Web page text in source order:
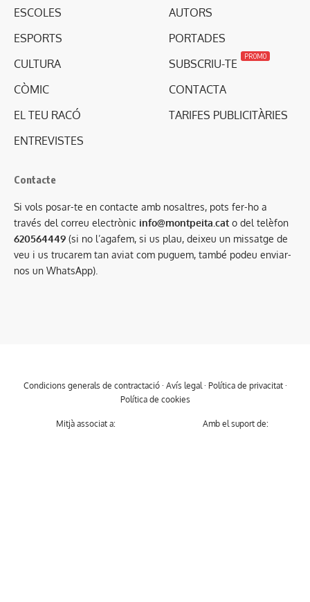
ESCOLES
ESPORTS
CULTURA
CÒMIC
EL TEU RACÓ
ENTREVISTES
AUTORS
PORTADES
SUBSCRIU-TE
PROMO
CONTACTA
TARIFES PUBLICITÀRIES
Contacte
Si vols posar-te en contacte amb nosaltres, pots fer-ho a
través del correu electrònic info@montpeita.cat o del telèfon
620564449 (si no l’agafem, si us plau, deixeu un missatge de
veu i us trucarem tan aviat com puguem, també podeu enviar-
nos un WhatsApp).
Condicions generals de contractació· Avís legal · Política de privacitat·
Política de cookies
Mitjà associat a: Amb el suport de: